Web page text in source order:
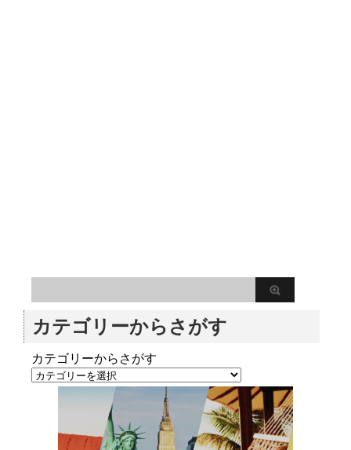
カテゴリーからさがす
カテゴリーからさがす